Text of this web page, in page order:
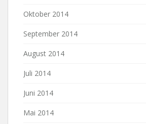
Oktober 2014
September 2014
August 2014
Juli 2014
Juni 2014
Mai 2014